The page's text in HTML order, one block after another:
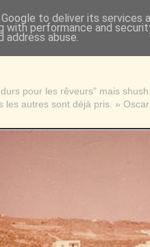
pour les rêveurs" mais
les autres sont déjà pris. »
to deliver its services
with performance and
abuse.